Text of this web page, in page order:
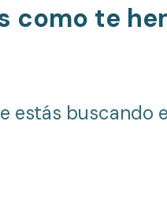
como te
estás buscando